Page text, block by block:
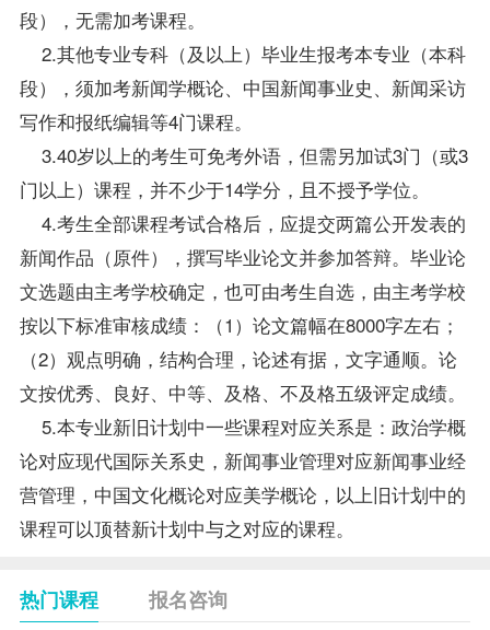
段），无需加考课程。
2.其他专业专科（及以上）毕业生报考本专业（本科
段），须加考新闻学概论、 中国新闻事业史、 新闻采访
写作和报纸编辑等4门课程。
3.40岁以上的考生可免考外语，但需另加试3门（或3
门以上）课程，并不少于14学分，且不授予学位。
4.考生全部课程考试合格后，应提交两篇公开发表的
新闻作品（原件），撰写毕业论文并参加答辩。毕业论
文选题由主考学校确定，也可由考生自选，由主考学校
按以下标准审核成绩：（1）论文篇幅在8000字左右；
（2）观点明确，结构合理，论述有据，文字通顺。论
文按优秀、良好、中等、及格、不及格五级评定成绩。
5.本专业新旧计划中一些课程对应关系是：政治学概
论对应现代国际关系史，新闻事业管理对应新闻事业经
营管理，中国文化概论对应美学概论，以上旧计划中的
课程可以顶替新计划中与之对应的课程。
热门课程 报名咨询